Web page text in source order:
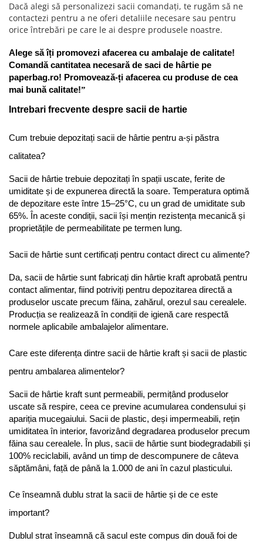
Dacă alegi să personalizezi sacii comandați, te rugăm să ne
contactezi pentru a ne oferi detaliile necesare sau pentru
orice întrebări pe care le ai despre produsele noastre.
Alege să îți promovezi afacerea cu ambalaje de calitate!
Comandă cantitatea necesară de saci de hârtie pe
paperbag.ro! Promovează-ți afacerea cu produse de cea
mai bună calitate!”
Intrebari frecvente despre sacii de hartie
Cum trebuie depozitați sacii de hârtie pentru a-și păstra
calitatea?
Sacii de hârtie trebuie depozitați în spații uscate, ferite de
umiditate și de expunerea directă la soare. Temperatura optimă
de depozitare este între 15–25°C, cu un grad de umiditate sub
65%. În aceste condiții, sacii își mențin rezistența mecanică și
proprietățile de permeabilitate pe termen lung.
Sacii de hârtie sunt certificați pentru contact direct cu alimente?
Da, sacii de hârtie sunt fabricați din hârtie kraft aprobată pentru
contact alimentar, fiind potriviți pentru depozitarea directă a
produselor uscate precum făina, zahărul, orezul sau cerealele.
Producția se realizează în condiții de igienă care respectă
normele aplicabile ambalajelor alimentare.
Care este diferența dintre sacii de hârtie kraft și sacii de plastic
pentru ambalarea alimentelor?
Sacii de hârtie kraft sunt permeabili, permițând produselor
uscate să respire, ceea ce previne acumularea condensului și
apariția mucegaiului. Sacii de plastic, deși impermeabili, rețin
umiditatea în interior, favorizând degradarea produselor precum
făina sau cerealele. În plus, sacii de hârtie sunt biodegradabili și
100% reciclabili, având un timp de descompunere de câteva
săptămâni, față de până la 1.000 de ani în cazul plasticului.
Ce înseamnă dublu strat la sacii de hârtie și de ce este
important?
Dublul strat înseamnă că sacul este compus din două foi de